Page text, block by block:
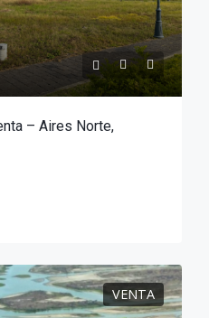
– Aires Norte,
VENTA